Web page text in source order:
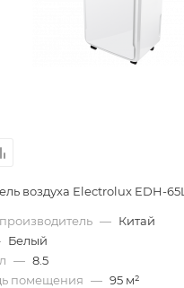
воздуха Electrolux EDH-65L
— Китай
Белый
— 8.5
помещения — 95 м²